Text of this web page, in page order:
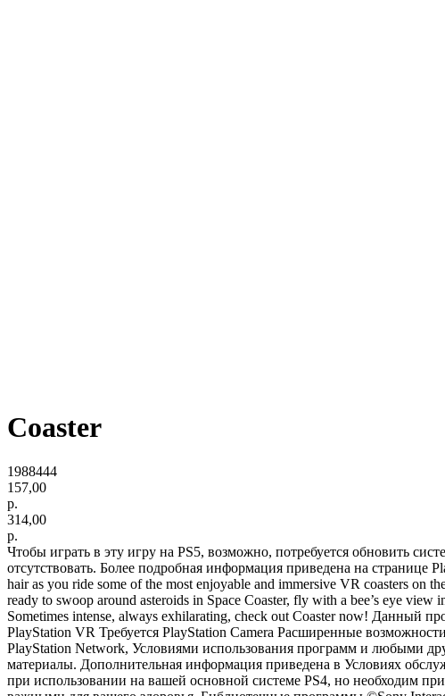
Coaster
1988444
157,00
р.
314,00
р.
Чтобы играть в эту игру на PS5, возможно, потребуется обновить
отсутствовать. Более подробная информация приведена на странице
hair as you ride some of the most enjoyable and immersive VR coasters on
ready to swoop around asteroids in Space Coaster, fly with a bee’s eye
Sometimes intense, always exhilarating, check out Coaster now! Данный
PlayStation VR Требуется PlayStation Camera Расширенные
PlayStation Network, Условиями использования программ и любыми
материалы. Дополнительная информация приведена в Условиях
при использовании на вашей основной системе PS4, но необходим